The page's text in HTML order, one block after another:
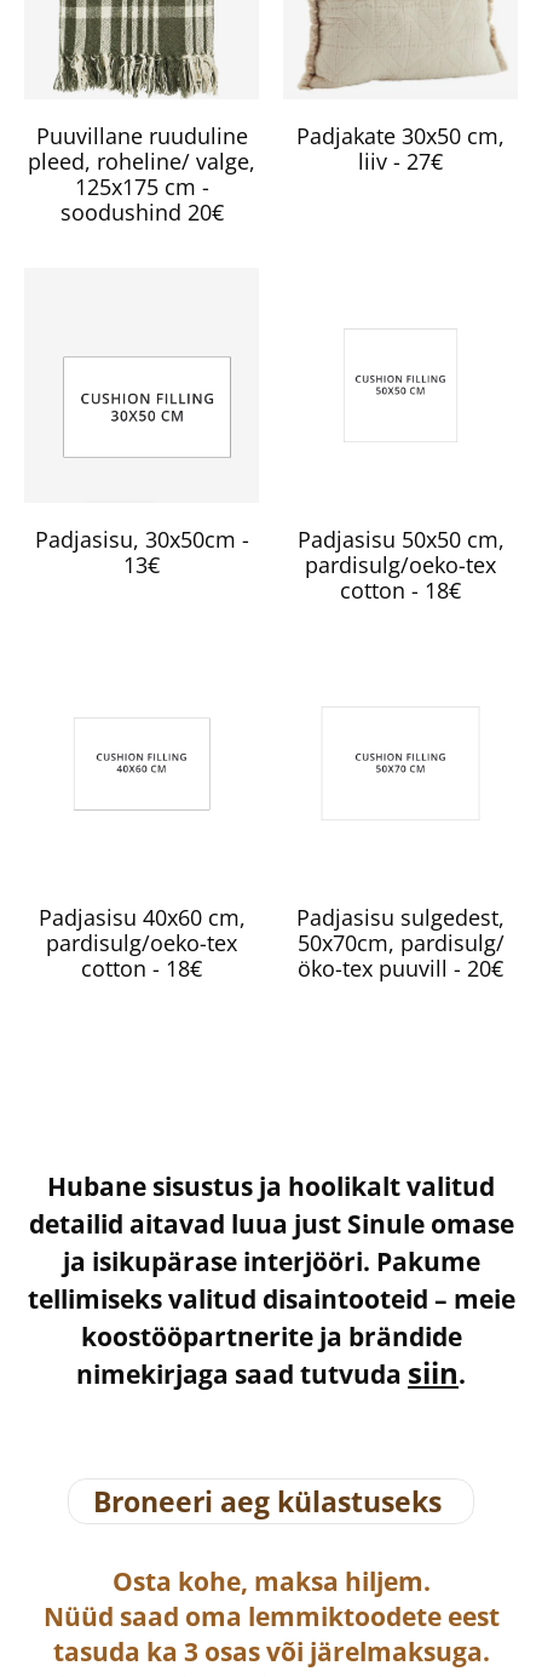
Puuvillane ruuduline
pleed, roheline/ valge,
125x175 cm -
soodushind 20€
Padjakate 30x50 cm,
liiv - 27€
Padjasisu, 30x50cm -
13€
Padjasisu 50x50 cm,
pardisulg/oeko-tex
cotton - 18€
Padjasisu 40x60 cm,
pardisulg/oeko-tex
cotton - 18€
Padjasisu sulgedest,
50x70cm, pardisulg/
öko-tex puuvill - 20€
Hubane sisustus ja hoolikalt valitud
detailid aitavad luua just Sinule omase
ja isikupärase interjööri. Pakume
tellimiseks valitud disaintooteid – meie
koostööpartnerite ja brändide
nimekirjaga saad tutvuda siin.
Broneeri aeg külastuseks
Osta kohe, maksa hiljem.
Nüüd saad oma lemmiktoodete eest
tasuda ka 3 osas või järelmaksuga.